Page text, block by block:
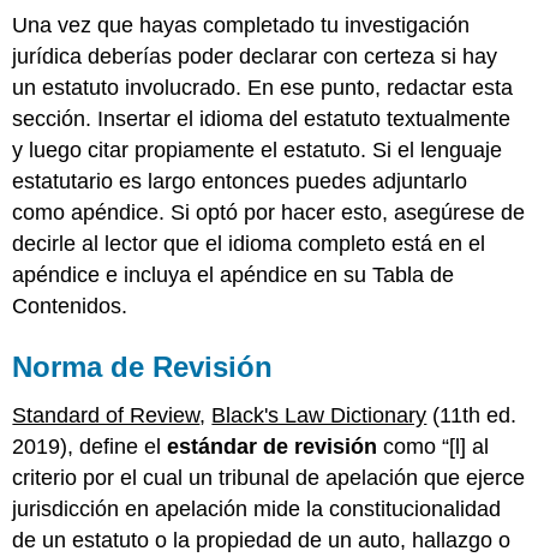
Una vez que hayas completado tu investigación
jurídica deberías poder declarar con certeza si hay
un estatuto involucrado. En ese punto, redactar esta
sección. Insertar el idioma del estatuto textualmente
y luego citar propiamente el estatuto. Si el lenguaje
estatutario es largo entonces puedes adjuntarlo
como apéndice. Si optó por hacer esto, asegúrese de
decirle al lector que el idioma completo está en el
apéndice e incluya el apéndice en su Tabla de
Contenidos.
Norma de Revisión
Standard of Review, Black's Law Dictionary (11th ed.
2019), define elestándar de revisión como “[l] al
criterio por el cual un tribunal de apelación que ejerce
jurisdicción en apelación mide la constitucionalidad
de un estatuto o la propiedad de un auto, hallazgo o